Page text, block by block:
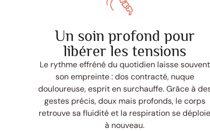
Un soin profond pour
libérer les tensions
Le rythme effréné du quotidien laisse souvent
son empreinte : dos contracté, nuque
douloureuse, esprit en surchauffe. Grâce à
gestes précis, doux mais profonds, le corps
retrouve sa fluidité et la respiration se déploie
à nouveau.